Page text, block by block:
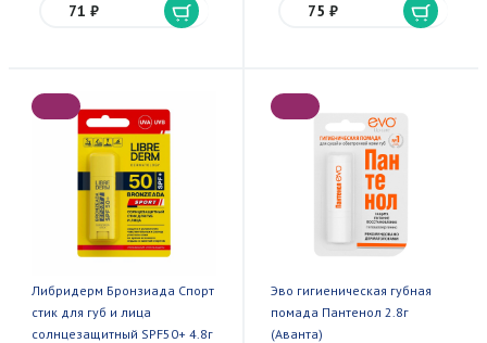
71 ₽ 75 ₽
Либридерм Бронзиада Спорт
стик для губ и лица
солнцезащитный SPF50+ 4.8г
Эво гигиеническая губная
помада Пантенол 2.8г
(Аванта)